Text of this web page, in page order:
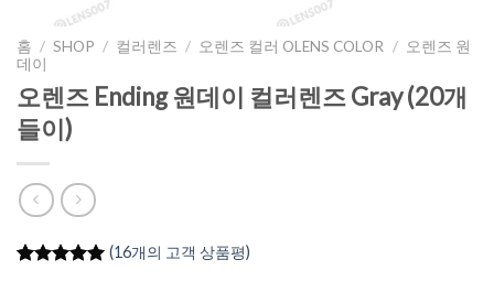
홈 / SHOP / 컬러렌즈 / 오렌즈 컬러 OLENS COLOR / 오렌즈 원
데이
오렌즈 Ending 원데이 컬러렌즈 Gray (20개
들이)
(16개의 고객 상품평)